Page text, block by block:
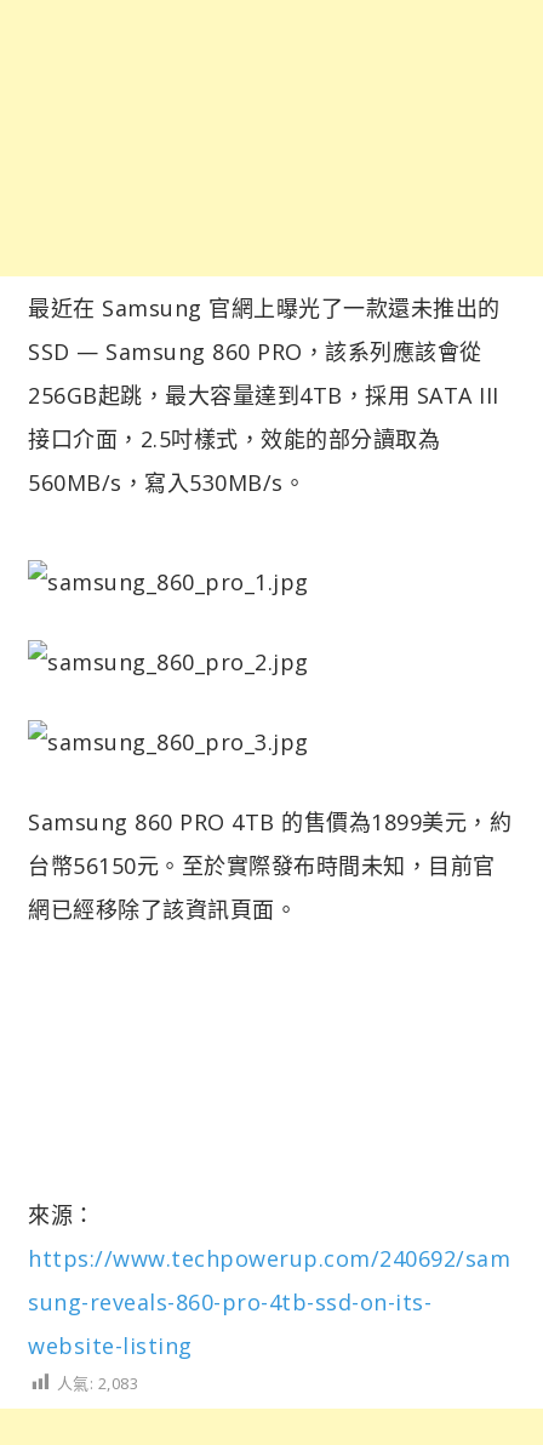
最近在 Samsung 官網上曝光了一款還未推出的
SSD — Samsung 860 PRO，該系列應該會從
256GB起跳，最大容量達到4TB，採用 SATA III
接口介面，2.5吋樣式，效能的部分讀取為
560MB/s，寫入530MB/s。
Samsung 860 PRO 4TB 的售價為1899美元，約
台幣56150元。至於實際發布時間未知，目前官
網已經移除了該資訊頁面。
來源：
https://www.techpowerup.com/240692/sam
sung-reveals-860-pro-4tb-ssd-on-its-
website-listing
人氣: 2,083